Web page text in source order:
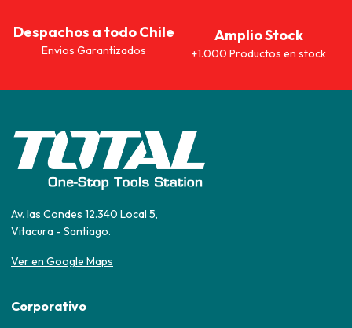
Despachos a todo Chile
Envios Garantizados
Amplio Stock
+1.000 Productos en stock
Av. las Condes 12.340 Local 5,
Vitacura - Santiago.
Ver en Google Maps
Corporativo